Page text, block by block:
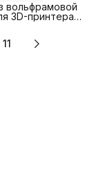
вольфрамовой
3D-принтера
11